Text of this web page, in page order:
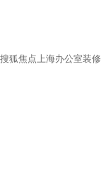
搜狐焦点上海办公室装修